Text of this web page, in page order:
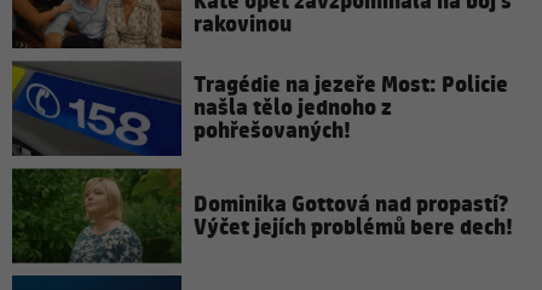
rakovinou
Tragédie na jezeře Most: Policie
našla tělo jednoho z
pohřešovaných!
Dominika Gottová nad propastí?
Výčet jejích problémů bere dech!